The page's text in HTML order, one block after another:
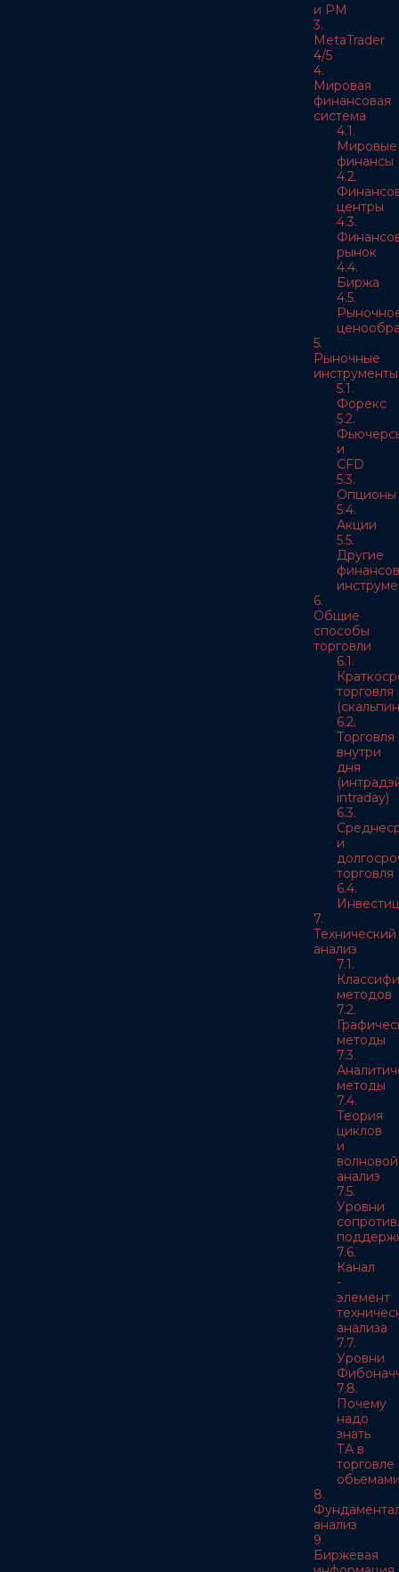
и РМ
3.
MetaTrader
4/5
4.
Мировая
финансовая
система
4.1.
Мировые
финансы
4.2.
центры
4.3.
рынок
4.4.
Биржа
4.5.
5.
Рыночные
инструменты
5.1.
Форекс
5.2.
и
CFD
5.3.
Опционы
5.4.
Акции
5.5.
Другие
6.
Общие
способы
торговли
6.1.
торговля
6.2.
Торговля
внутри
дня
intraday)
6.3.
и
торговля
6.4.
7.
Технический
анализ
7.1.
методов
7.2.
методы
7.3.
методы
7.4.
Теория
циклов
и
волновой
анализ
7.5.
Уровни
7.6.
Канал
-
элемент
анализа
7.7.
Уровни
7.8.
Почему
надо
знать
ТА в
торговле
8.
анализ
9.
Биржевая